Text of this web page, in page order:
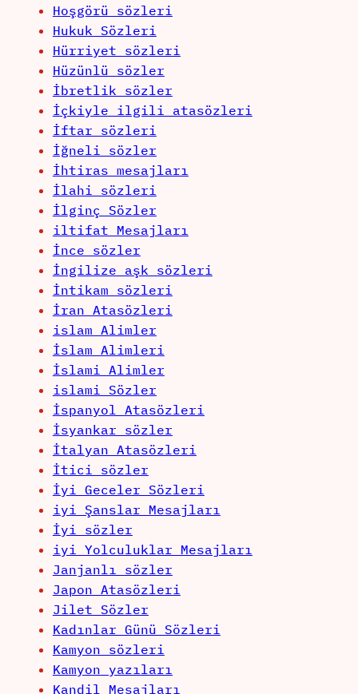
Hoşgörü sözleri
Hukuk Sözleri
Hürriyet sözleri
Hüzünlü sözler
İbretlik sözler
İçkiyle ilgili atasözleri
İftar sözleri
İğneli sözler
İhtiras mesajları
İlahi sözleri
İlginç Sözler
iltifat Mesajları
İnce sözler
İngilize aşk sözleri
İntikam sözleri
İran Atasözleri
islam Alimler
İslam Alimleri
İslami Alimler
islami Sözler
İspanyol Atasözleri
İsyankar sözler
İtalyan Atasözleri
İtici sözler
İyi Geceler Sözleri
iyi Şanslar Mesajları
İyi sözler
iyi Yolculuklar Mesajları
Janjanlı sözler
Japon Atasözleri
Jilet Sözler
Kadınlar Günü Sözleri
Kamyon sözleri
Kamyon yazıları
Kandil Mesajları